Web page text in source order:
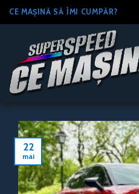
Skip
to
CE MAȘINĂ SĂ ÎMI CUMPĂR?
22
mai